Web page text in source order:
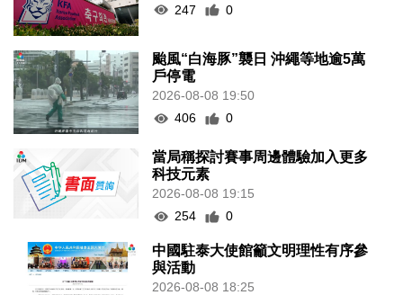
247
0
颱風“白海豚”襲日 沖繩等地逾5萬
戶停電
2026-08-08 19:50
406
0
當局稱探討賽事周邊體驗加入更多
科技元素
2026-08-08 19:15
254
0
中國駐泰大使館籲文明理性有序參
與活動
2026-08-08 18:25